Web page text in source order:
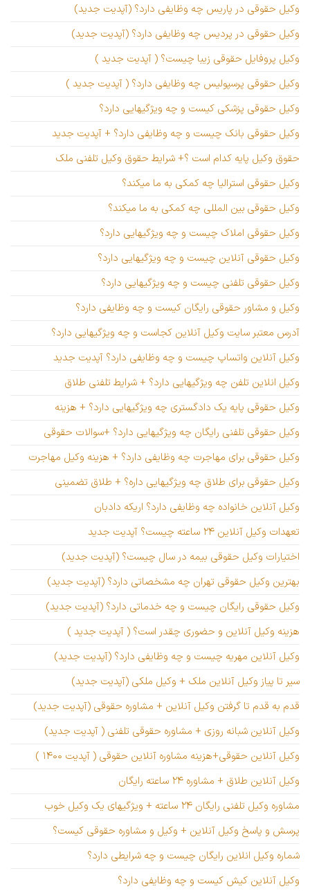
وکیل حقوقی در پاریس چه وظایفی دارد؟ (آپدیت جدید)
وکیل حقوقی در پردیس چه وظایفی دارد؟ (آپدیت جدید)
وکیل پروفایل حقوقی زیبا چیست؟ ( آپدیت جدید )
وکیل حقوقی پرسپولیس چه وظایفی دارد؟ ( آپدیت جدید )
وکیل حقوقی پزشکی کیست و چه ویژگیهایی دارد؟
وکیل حقوقی بانک چیست و چه وظایفی دارد؟ + آپدیت جدید
حقوق وکیل پایه کدام است ؟+ شرایط حقوق وکیل تلفنی ملک
وکیل حقوقی استرالیا چه کمکی به ما میکند؟
وکیل حقوقی بین المللی چه کمکی به ما میکند؟
وکیل حقوقی املاک چیست و چه ویژگیهایی دارد؟
وکیل حقوقی آنلاین چیست و چه ویژگیهایی دارد؟
وکیل حقوقی تلفنی چیست و چه ویژگیهایی دارد؟
وکیل و مشاور حقوقی رایگان کیست و چه وظایفی دارد؟
آدرس معتبر سایت وکیل آنلاین کجاست و چه ویژگیهایی دارد؟
وکیل آنلاین واتساپ چیست و چه وظایفی دارد؟ آپدیت جدید
وکیل انلاین تلفن چه ویژگیهایی دارد؟ + شرایط تلفنی طلاق
وکیل حقوقی پایه یک دادگستری چه ویژگیهایی دارد؟ + هزینه
وکیل حقوقی تلفنی رایگان چه ویژگیهایی دارد؟ +سوالات حقوقی
وکیل حقوقی برای مهاجرت چه وظایفی دارد؟ + هزینه وکیل مهاجرت
وکیل حقوقی برای طلاق چه ویژگیهایی داره؟ + طلاق تضمینی
وکیل آنلاین خانواده چه وظایفی دارد؟ اریکه دادبان
تعهدات وکیل آنلاین ۲۴ ساعته چیست؟ آپدیت جدید
اختیارات وکیل حقوقی بیمه در سال چیست؟ (آپدیت جدید)
بهترین وکیل حقوقی تهران چه مشخصاتی دارد؟ (آپدیت جدید)
وکیل حقوقی رایگان چیست و چه خدماتی دارد؟ (آپدیت جدید)
هزینه وکیل آنلاین و حضوری چقدر است؟ ( آپدیت جدید )
وکیل آنلاین مهریه چیست و چه وظایفی دارد؟ (آپدیت جدید)
سیر تا پیاز وکیل آنلاین ملک + وکیل ملکی (آپدیت جدید)
قدم به قدم تا گرفتن وکیل آنلاین + مشاوره حقوقی (آپدیت جدید)
وکیل آنلاین شبانه روزی + مشاوره حقوقی تلفنی ( آپدیت جدید)
وکیل آنلاین حقوقی+هزینه مشاوره آنلاین حقوقی ( آپدیت ۱۴۰۰ )
وکیل آنلاین طلاق + مشاوره ۲۴ ساعته رایگان
مشاوره وکیل تلفنی رایگان ۲۴ ساعته + ویژگیهای یک وکیل خوب
پرسش و پاسخ وکیل آنلاین + وکیل و مشاوره حقوقی کیست؟
شماره وکیل انلاین رایگان چیست و چه شرایطی دارد؟
وکیل آنلاین کیش کیست و چه وظایفی دارد؟